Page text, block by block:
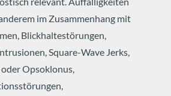
im Zusammenhang mit
Blickhaltestörungen,
Square-Wave Jerks,
Opsoklonus,